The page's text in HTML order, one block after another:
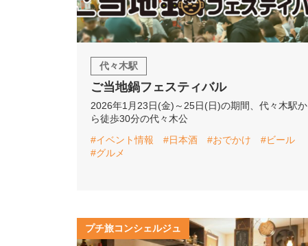
代々木駅
ご当地鍋フェスティバル
2026年1月23日(金)～25日(日)の期間、代々木駅か
ら徒歩30分の代々木公
#イベント情報
#日本酒 #おでかけ
#ビール
#グルメ
プチ旅コンシェルジュ